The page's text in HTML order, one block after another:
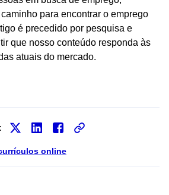
para encontrar o emprego
é precedido por pesquisa e
que nosso conteúdo responda às
atuais do mercado.
online